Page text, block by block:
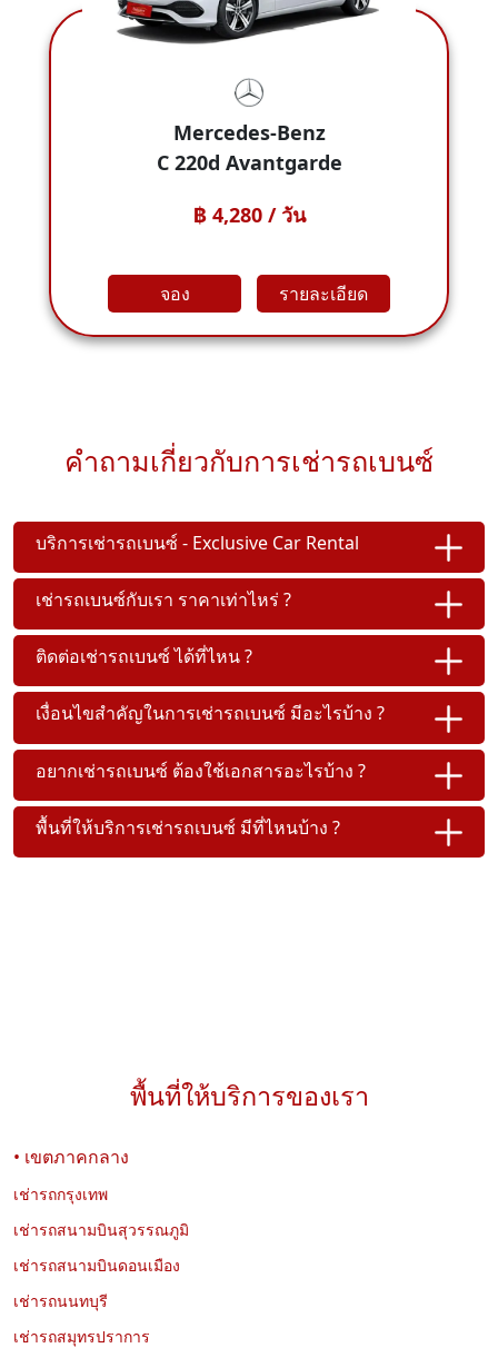
Mercedes-Benz
C 220d Avantgarde
฿ 4,280 / วัน
จอง รายละเอียด
คำถามเกี่ยวกับการเช่ารถเบนซ์
บริการเช่ารถเบนซ์ - Exclusive Car Rental
เช่ารถเบนซ์กับเรา ราคาเท่าไหร่ ?
ติดต่อเช่ารถเบนซ์ ได้ที่ไหน ?
เงื่อนไขสำคัญในการเช่ารถเบนซ์ มีอะไรบ้าง ?
อยากเช่ารถเบนซ์ ต้องใช้เอกสารอะไรบ้าง ?
พื้นที่ให้บริการเช่ารถเบนซ์ มีที่ไหนบ้าง ?
พื้นที่ให้บริการของเรา
• เขตภาคกลาง
เช่ารถกรุงเทพ
เช่ารถสนามบินสุวรรณภูมิ
เช่ารถสนามบินดอนเมือง
เช่ารถนนทบุรี
เช่ารถสมุทรปราการ